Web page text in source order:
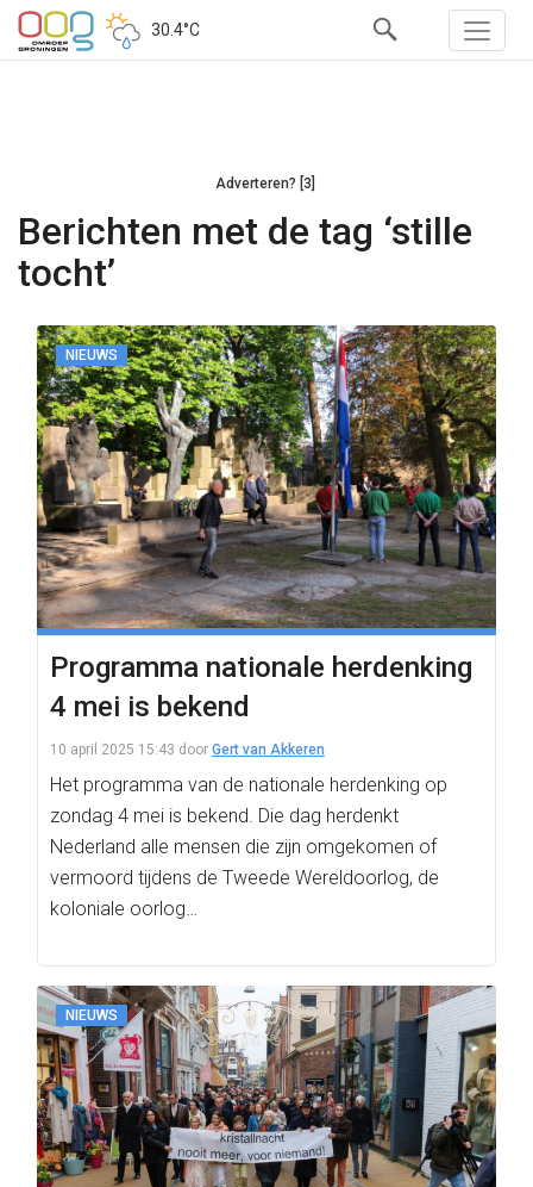
30.4°C
Adverteren? [3]
Berichten met de tag ‘stille
tocht’
NIEUWS
Programma nationale herdenking
4 mei is bekend
10 april 2025 15:43 door Gert van Akkeren
Het programma van de nationale herdenking op
zondag 4 mei is bekend. Die dag herdenkt
Nederland alle mensen die zijn omgekomen of
vermoord tijdens de Tweede Wereldoorlog, de
koloniale oorlog…
NIEUWS